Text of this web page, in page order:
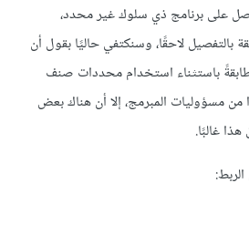
على برنامج ذي سلوك غير محدد،
بالتفصيل لاحقًا، وسنكتفي حاليًا بقول أن
باستثناء استخدام محددات صنف
مسؤوليات المبرمج، إلا أن هناك بعض
غالبًا.